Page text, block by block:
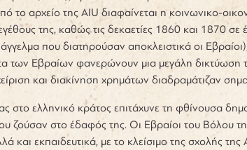
το αρχείο της AIU διαφαίνεται η κοινωνικο-
της, καθώς τις δεκαετίες 1860 και 1870
που διατηρούσαν αποκλειστικά οι
των Εβραίων φανερώνουν μια μεγάλη δικτύωση
και διακίνηση χρημάτων διαδραμάτιζαν
στο ελληνικό κράτος επιτάχυνε τη φθίνουσα
ζούσαν στο έδαφός της. Οι Εβραίοι του Βόλου
και εκπαιδευτικά, με το κλείσιμο της σχολής